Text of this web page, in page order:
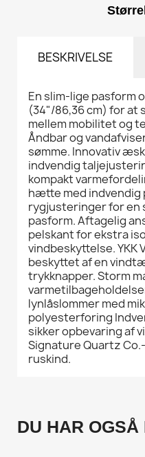
BESKRIVELSE
En slim-lige pasform
(34"/86,36 cm) for at
mellem mobilitet og
Åndbar og
sømme. Innovativ
indvendig
kompakt
hætte med indvendig
rygjusteringer for en
pasform. Aftagelig
pelskant for ekstra
vindbeskyttelse. YKK
beskyttet af en
trykknapper. Storm
lynlåslommer med
polyesterforing
sikker opbevaring af
Signature Quartz
ruskind.
DU HAR OGSÅ